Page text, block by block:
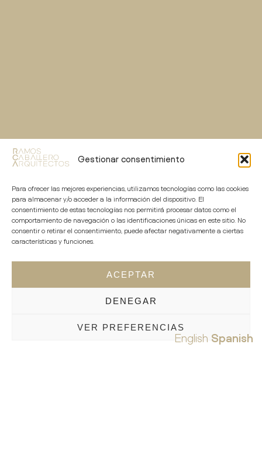
Gestionar consentimiento
Para ofrecer las mejores experiencias, utilizamos tecnologías como las cookies
para almacenar y/o acceder a la información del dispositivo. El
consentimiento de estas tecnologías nos permitirá procesar datos como el
comportamiento de navegación o las identificaciones únicas en este sitio. No
consentir o retirar el consentimiento, puede afectar negativamente a ciertas
características y funciones.
ACEPTAR
DENEGAR
VER PREFERENCIAS
English Spanish